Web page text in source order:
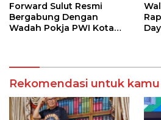
Forward Sulut Resmi
Bergabung Dengan
Wadah Pokja PWI Kota
Rekomendasi untuk kamu